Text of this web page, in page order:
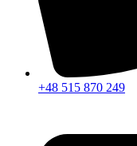
+48 515 870 249